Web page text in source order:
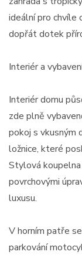
ideální pro chvíle
dopřát dotek
Interiér a
Interiér domu
zde plně
pokoj s vkusným
ložnice, které
Stylová
povrchovými
luxusu.
V horním patře
parkování